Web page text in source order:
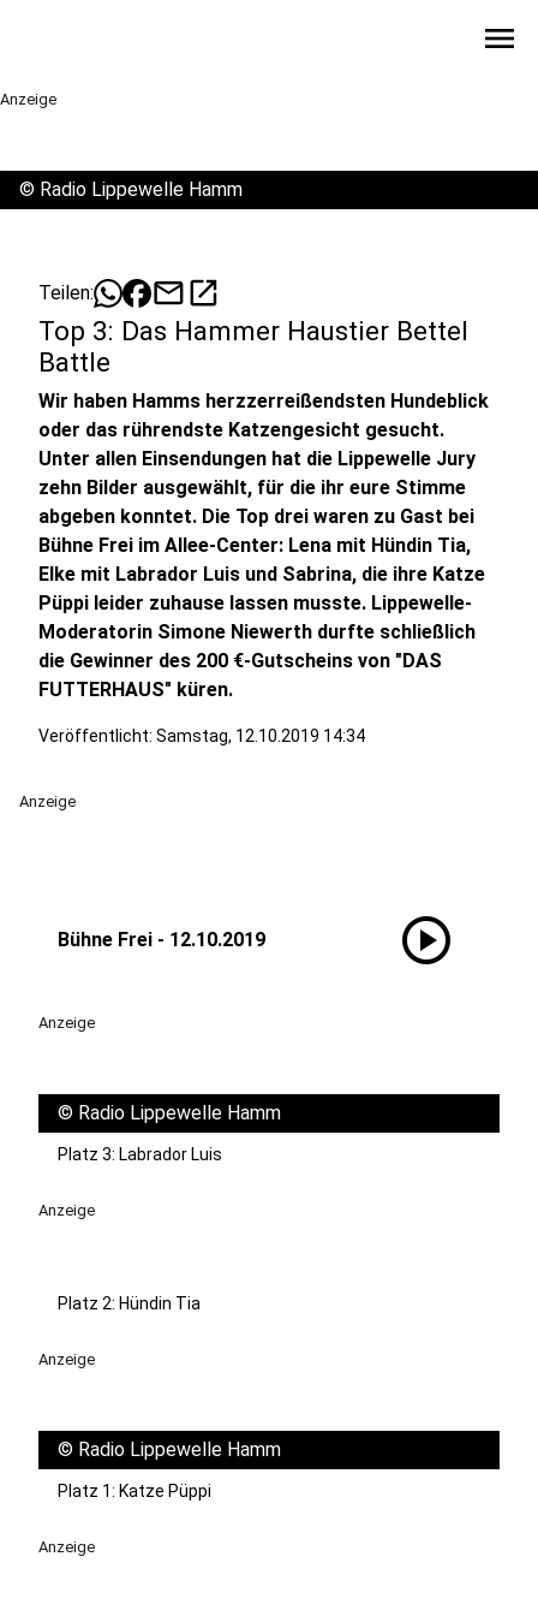
menu
Anzeige
© Radio Lippewelle Hamm
Teilen: mailopen_in_new
Top 3: Das Hammer Haustier Bettel
Battle
Wir haben Hamms herzzerreißendsten Hundeblick
oder das rührendste Katzengesicht gesucht.
Unter allen Einsendungen hat die Lippewelle Jury
zehn Bilder ausgewählt, für die ihr eure Stimme
abgeben konntet. Die Top drei waren zu Gast bei
Bühne Frei im Allee-Center: Lena mit Hündin Tia,
Elke mit Labrador Luis und Sabrina, die ihre Katze
Püppi leider zuhause lassen musste. Lippewelle-
Moderatorin Simone Niewerth durfte schließlich
die Gewinner des 200 €-Gutscheins von "DAS
FUTTERHAUS" küren.
Veröffentlicht: Samstag, 12.10.2019 14:34
Anzeige
Bühne Frei - 12.10.2019 play_circle
Anzeige
© Radio Lippewelle Hamm
Platz 3: Labrador Luis
Anzeige
Platz 2: Hündin Tia
Anzeige
© Radio Lippewelle Hamm
Platz 1: Katze Püppi
Anzeige